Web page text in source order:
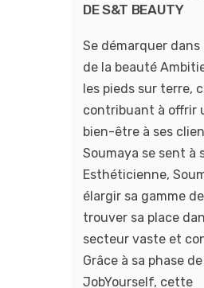
DE S&T BEAUTY
Se démarquer
de la beauté
les pieds sur terre,
contribuant à offrir
bien-être à ses
Soumaya se sent à
Esthéticienne,
élargir sa gamme
trouver sa place
secteur vaste et
Grâce à sa phase
JobYourself, cette